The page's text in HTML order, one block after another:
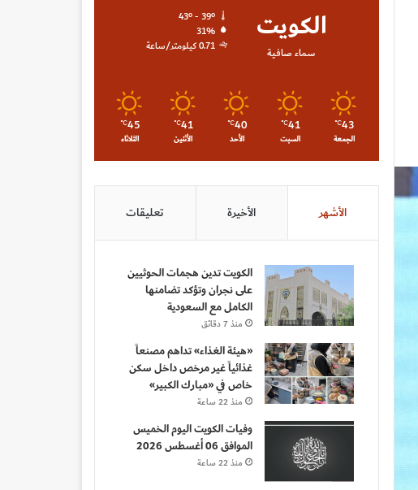
الكويت
سماء صافية
43º - 39º
31%
0.71 كيلومتر/ساعة
43
℃
الجمعة
41
℃
السبت
40
℃
الأحد
41
℃
الأثنين
45
℃
الثلاثاء
الأشهر الأخيرة تعليقات
الكويت تدين هجمات الحوثيين
على نجران وتؤكد تضامنها
الكامل مع السعودية
منذ 7 دقائق
«هيئة الغذاء» تداهم مصنعاً
غذائياً غير مرخص داخل سكن
خاص في «مبارك الكبير»
منذ 22 ساعة
وفيات الكويت اليوم الخميس
الموافق 06 أغسطس 2026
منذ 22 ساعة